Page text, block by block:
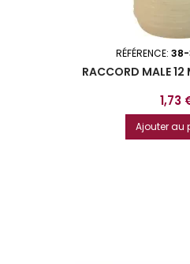
RÉFÉRENCE: 38-
RACCORD MALE
Prix
1,73
Ajouter au